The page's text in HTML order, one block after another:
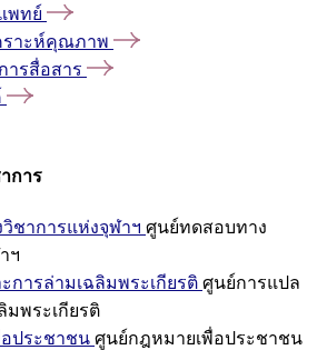
พทย์
ราะห์คุณภาพ
ารสื่อสาร
การ
ชาการแห่งจุฬาฯ ศูนย์ทดสอบทาง
ฯ
การล่ามเฉลิมพระเกียรติ ศูนย์การแปล
มพระเกียรติ
ประชาชน ศูนย์กฎหมายเพื่อประชาชน